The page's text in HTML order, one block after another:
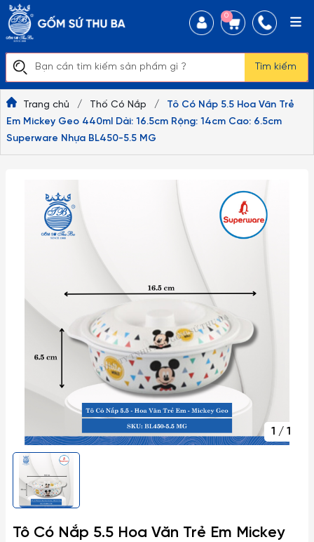
Tìm kiếm
0
Trang chủ / Thố Có Nắp /
Tô Có Nắp 5.5 Hoa Văn Trẻ
Em Mickey Geo 440ml Dài: 16.5cm Rộng: 14cm Cao: 6.5cm
Superware Nhựa BL450-5.5 MG
1 / 1
Tô Có Nắp 5.5 Hoa Văn Trẻ Em Mickey